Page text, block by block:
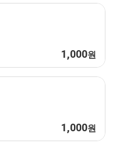
1,000원
1,000원